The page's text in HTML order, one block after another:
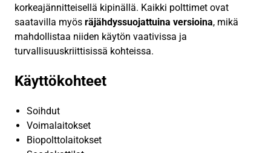
korkeajännitteisellä kipinällä. Kaikki polttimet ovat
saatavilla myös räjähdyssuojattuina versioina, mikä
mahdollistaa niiden käytön vaativissa ja
turvallisuuskriittisissä kohteissa.
Käyttökohteet
Soihdut
Voimalaitokset
Biopolttolaitokset